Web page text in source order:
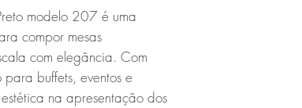
modelo 207 é uma
compor mesas
com elegância. Com
buffets, eventos e
na apresentação dos